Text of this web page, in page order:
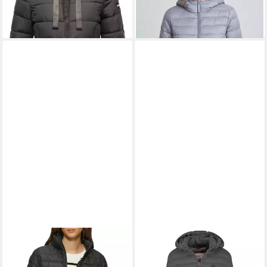
Applikationen
+9
+1
S.OLIVERSteppjacke mit
Reißverschluss und
GEOGRAPHICAL NORWAY
Steppjacke Hochwertige